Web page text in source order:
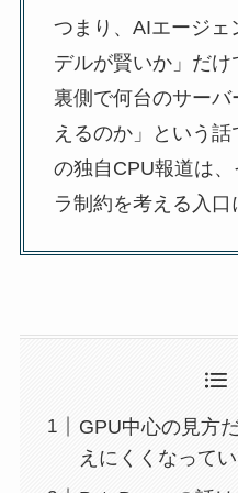
つまり、AIエージェ
デルが賢いか」だ
裏側で何台のサー
えるのか」という
の独自CPU報道は
ラ制約を考える入口
GPU中心の見方
えにくくなって